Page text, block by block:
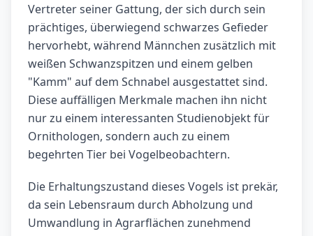
Vertreter seiner Gattung, der sich durch sein
prächtiges, überwiegend schwarzes Gefieder
hervorhebt, während Männchen zusätzlich mit
weißen Schwanzspitzen und einem gelben
"Kamm" auf dem Schnabel ausgestattet sind.
Diese auffälligen Merkmale machen ihn nicht
nur zu einem interessanten Studienobjekt für
Ornithologen, sondern auch zu einem
begehrten Tier bei Vogelbeobachtern.
Die Erhaltungszustand dieses Vogels ist prekär,
da sein Lebensraum durch Abholzung und
Umwandlung in Agrarflächen zunehmend